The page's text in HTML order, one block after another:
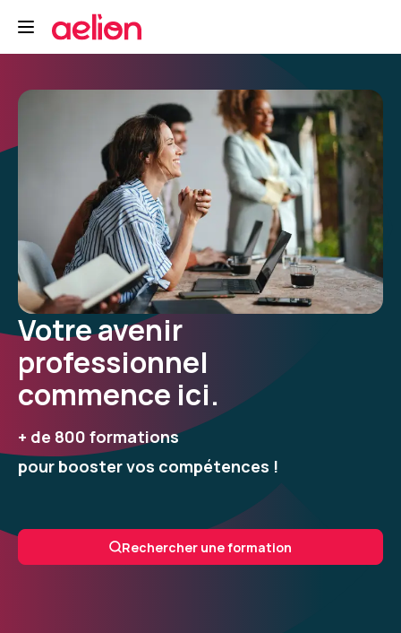
Votre avenir
professionnel
commence ici.
+ de 800 formations
pour booster vos compétences !
Rechercher une formation